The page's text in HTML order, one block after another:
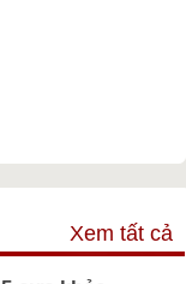
Xem tất cả